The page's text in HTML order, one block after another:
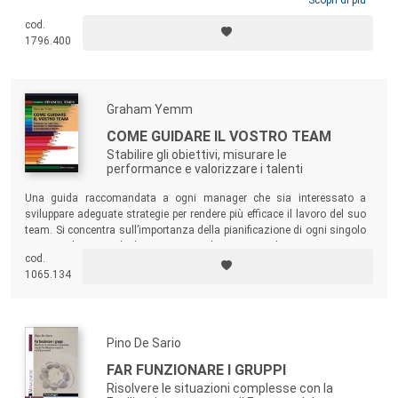
identificare il tipo di lavoro che porta loro gioia ed energia ed evitare
quello che porta alla frustrazione e al burnout.
cod.
1796.400
Graham Yemm
COME GUIDARE IL VOSTRO TEAM
Stabilire gli obiettivi, misurare le
performance e valorizzare i talenti
Una guida raccomandata a ogni manager che sia interessato a
sviluppare adeguate strategie per rendere più efficace il lavoro del suo
team. Si concentra sull’importanza della pianificazione di ogni singolo
trascurarne alcuno. Scritto con un approccio focalizzato sui risultati, il
testo è ricco di numerosi esempi pratici.
cod.
1065.134
Pino De Sario
FAR FUNZIONARE I GRUPPI
Risolvere le situazioni complesse con la